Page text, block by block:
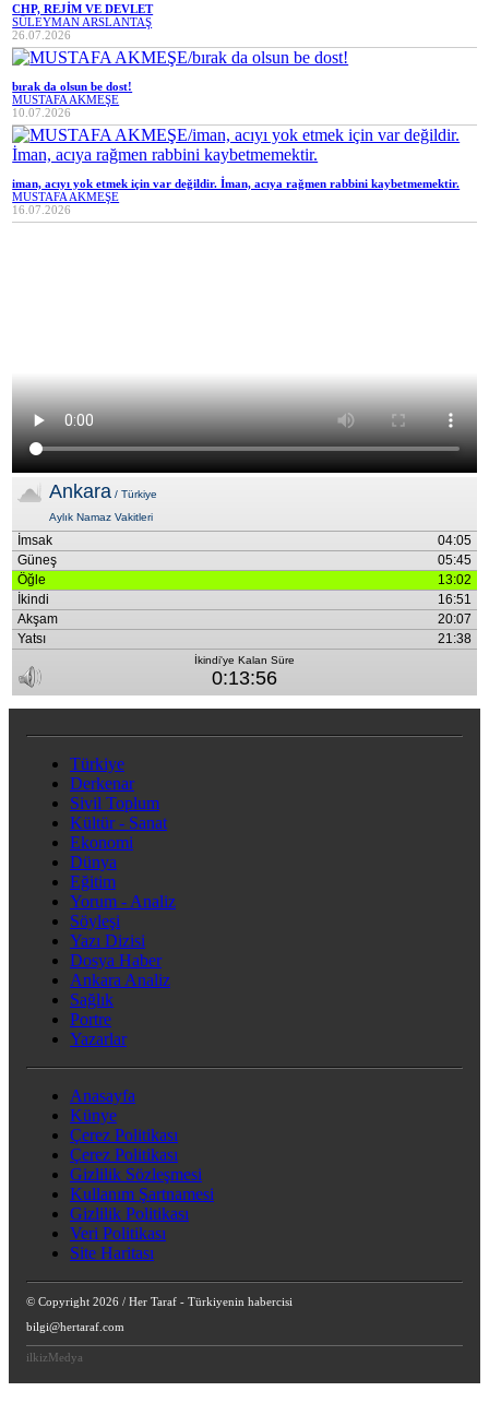
CHP, REJİM VE DEVLET
SÜLEYMAN ARSLANTAŞ
26.07.2026
bırak da olsun be dost!
MUSTAFA AKMEŞE
10.07.2026
iman, acıyı yok etmek için var değildir. İman, acıya rağmen rabbini kaybetmemektir.
MUSTAFA AKMEŞE
16.07.2026
Türkiye
Derkenar
Sivil Toplum
Kültür - Sanat
Ekonomi
Dünya
Eğitim
Yorum - Analiz
Söyleşi
Yazı Dizisi
Dosya Haber
Ankara Analiz
Sağlık
Portre
Yazarlar
Anasayfa
Künye
Çerez Politikası
Çerez Politikası
Gizlilik Sözleşmesi
Kullanım Şartnamesi
Gizlilik Politikası
Veri Politikası
Site Haritası
© Copyright 2026 / Her Taraf - Türkiyenin habercisi
bilgi@hertaraf.com
ilkizMedya